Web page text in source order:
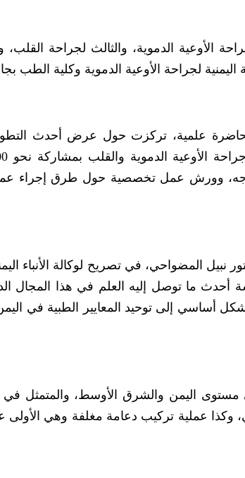
الأوعية الدموية، والثالث لجراحة القلب،
لجراحة الأوعية الدموية وكلية الطب
استمر يومين أكثر من 54 ورقة ومحاضرة علمية، تركزت حول عرض أحدث
وورش عمل تخصصية حول طرق إجراء
نبيل المضواحي، في تصريح لوكالة الأنباء
أحدث ما توصل إليه العلم في هذا المجال
أساسي إلى توحيد المعايير الطبية في
اليمن والشرق الأوسط، والمتمثل في
وكذا عملية تركيب دعامة مغلفة وهي